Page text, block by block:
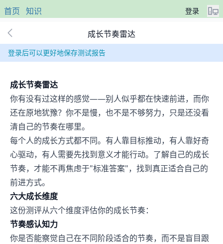
首页 知识 登录
成长节奏雷达
登录后可以更好地保存测试报告
成长节奏雷达
你有没有过这样的感觉——别人似乎都在快速前进，而你
还在原地犹豫？你不是慢，也不是不够努力，只是还没看
清自己的节奏在哪里。
每个人的成长方式都不同。有人靠目标推动，有人靠好奇
心驱动，有人需要先找到意义才能行动。了解自己的成长
节奏，才能不再焦虑于"标准答案"，找到真正适合自己的
前进方式。
六大成长维度
这份测评从六个维度评估你的成长节奏：
节奏感认知力
你是否能察觉自己在不同阶段适合的节奏，而不是盲目跟